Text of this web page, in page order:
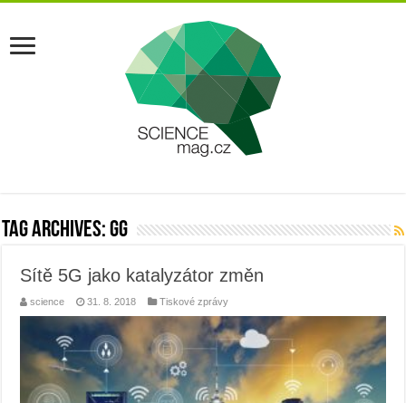
Tag Archives:gg
Sítě 5G jako katalyzátor změn
science 31. 8. 2018 Tiskové zprávy